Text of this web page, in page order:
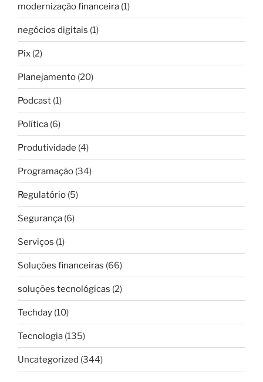
modernização financeira (1)
negócios digitais (1)
Pix (2)
Planejamento (20)
Podcast (1)
Política (6)
Produtividade (4)
Programação (34)
Regulatório (5)
Segurança (6)
Serviços (1)
Soluções financeiras (66)
soluções tecnológicas (2)
Techday (10)
Tecnologia (135)
Uncategorized (344)